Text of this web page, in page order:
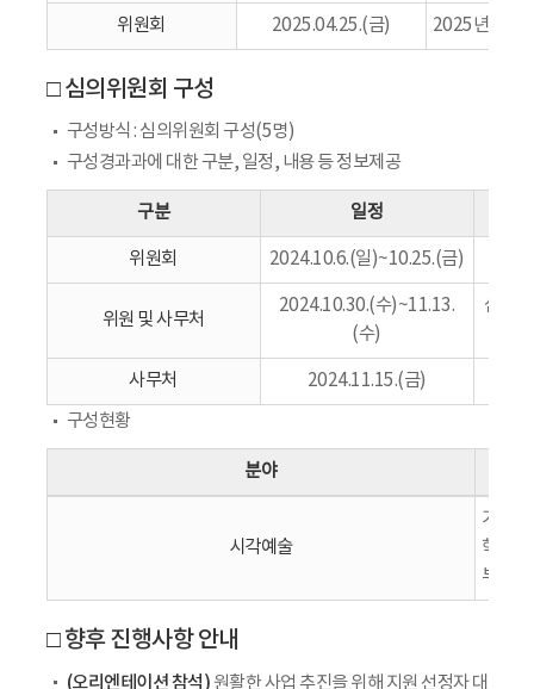
위원회 2025.04.25.(금) 2025년 지역
□ 심의위원회 구성
구성방식 : 심의위원회 구성(5명)
구성경과과에 대한 구분, 일정, 내용 등 정보제공
구분 일정
위원회 2024.10.6.(일)~10.25.(금)
위원 및 사무처
2024.10.30.(수)~11.13.
(수)
심의
사무처
2024.11.15.(금)
구성현황
분야
시각예술
기혜
학과
부편
□ 향후 진행사항 안내
(오리엔테이션 참석) 원활한 사업 추진을 위해 지원 선정자 대